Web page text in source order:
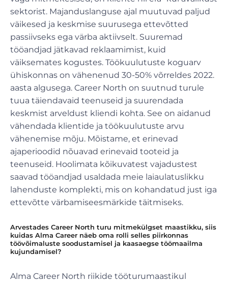
sektorist. Majanduslanguse ajal muutuvad paljud
väikesed ja keskmise suurusega ettevõtted
passiivseks ega värba aktiivselt. Suuremad
tööandjad jätkavad reklaamimist, kuid
väiksemates kogustes. Töökuulutuste koguarv
ühiskonnas on vähenenud 30-50% võrreldes 2022.
aasta algusega. Career North on suutnud turule
tuua täiendavaid teenuseid ja suurendada
keskmist arveldust kliendi kohta. See on aidanud
vähendada klientide ja töökuulutuste arvu
vähenemise mõju. Mõistame, et erinevad
ajaperioodid nõuavad erinevaid tooteid ja
teenuseid. Hoolimata kõikuvatest vajadustest
saavad tööandjad usaldada meie laiaulatuslikku
lahenduste komplekti, mis on kohandatud just iga
ettevõtte värbamiseesmärkide täitmiseks.
Arvestades Career North turu mitmekülgset maastikku, siis
kuidas Alma Career näeb oma rolli selles piirkonnas
töövõimaluste soodustamisel ja kaasaegse töömaailma
kujundamisel?
Alma Career North riikide tööturumaastikul